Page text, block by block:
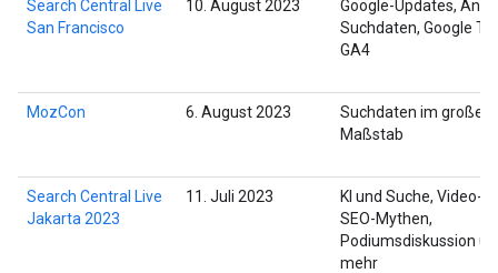
Search Central Live
San Francisco
10. August 2023
Google-Updates,
Suchdaten, Google
GA4
MozCon 6. August 2023
Suchdaten im großen
Maßstab
Search Central Live
Jakarta 2023
11. Juli 2023
KI und Suche, Video-
SEO-Mythen,
Podiumsdiskussion
mehr